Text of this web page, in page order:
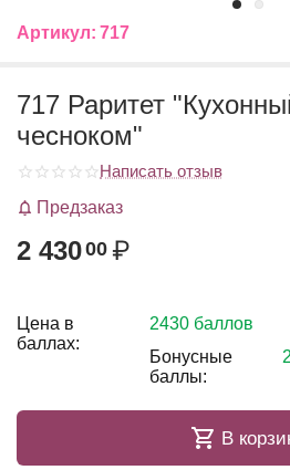
Артикул: 717
717 Раритет
чесноком"
Написать отзыв
Предзаказ
2 43000 ₽
Цена в
баллах:
2430 баллов
Бонусные
баллы:
В